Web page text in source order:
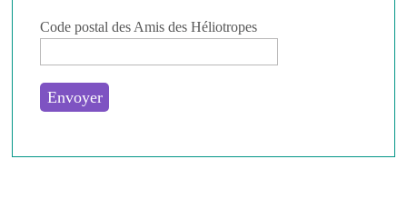
Code postal des Amis des Héliotropes